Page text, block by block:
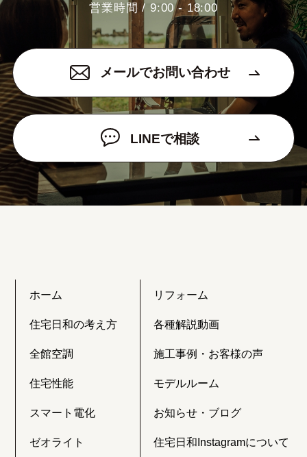
営業時間 / 9:00 - 18:00
メールでお問い合わせ
LINEで相談
ホーム
住宅日和の考え方
全館空調
住宅性能
スマート電化
ゼオライト
リフォーム
各種解説動画
施工事例・お客様の声
モデルルーム
お知らせ・ブログ
住宅日和Instagramについて